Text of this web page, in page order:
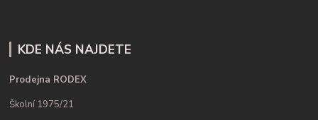
KDE NÁS NAJDETE
Prodejna RODEX
Školní 1975/21